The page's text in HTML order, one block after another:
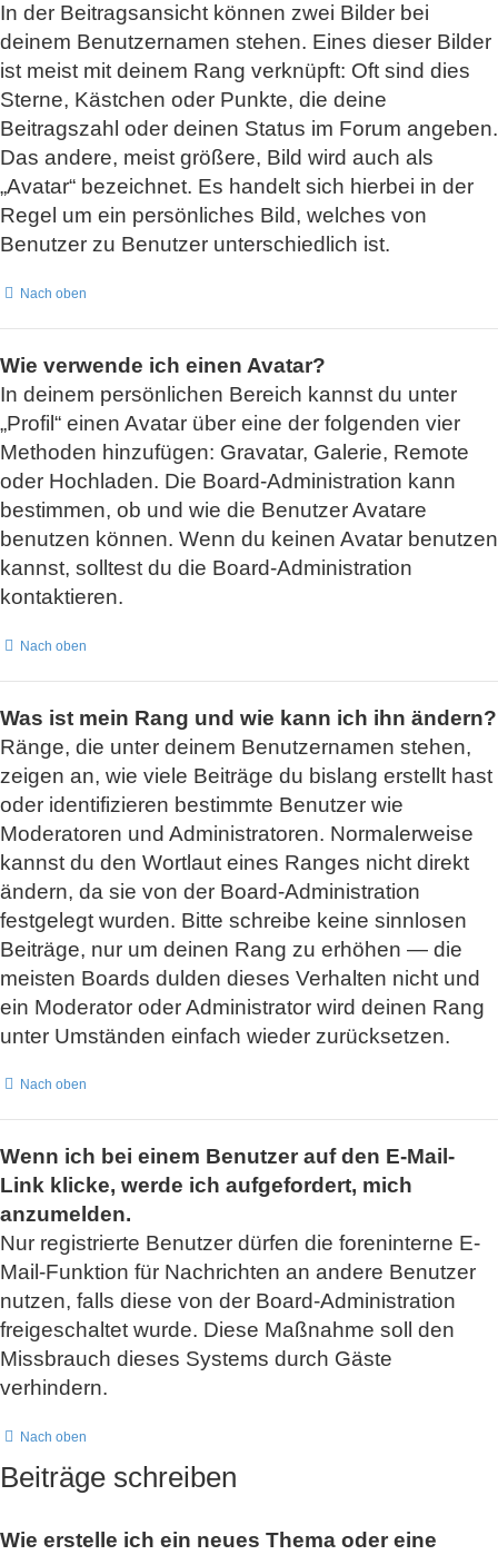
In der Beitragsansicht können zwei Bilder bei
deinem Benutzernamen stehen. Eines dieser Bilder
ist meist mit deinem Rang verknüpft: Oft sind dies
Sterne, Kästchen oder Punkte, die deine
Beitragszahl oder deinen Status im Forum angeben.
Das andere, meist größere, Bild wird auch als
„Avatar“ bezeichnet. Es handelt sich hierbei in der
Regel um ein persönliches Bild, welches von
Benutzer zu Benutzer unterschiedlich ist.
Nach oben
Wie verwende ich einen Avatar?
In deinem persönlichen Bereich kannst du unter
„Profil“ einen Avatar über eine der folgenden vier
Methoden hinzufügen: Gravatar, Galerie, Remote
oder Hochladen. Die Board-Administration kann
bestimmen, ob und wie die Benutzer Avatare
benutzen können. Wenn du keinen Avatar benutzen
kannst, solltest du die Board-Administration
kontaktieren.
Nach oben
Was ist mein Rang und wie kann ich ihn ändern?
Ränge, die unter deinem Benutzernamen stehen,
zeigen an, wie viele Beiträge du bislang erstellt hast
oder identifizieren bestimmte Benutzer wie
Moderatoren und Administratoren. Normalerweise
kannst du den Wortlaut eines Ranges nicht direkt
ändern, da sie von der Board-Administration
festgelegt wurden. Bitte schreibe keine sinnlosen
Beiträge, nur um deinen Rang zu erhöhen — die
meisten Boards dulden dieses Verhalten nicht und
ein Moderator oder Administrator wird deinen Rang
unter Umständen einfach wieder zurücksetzen.
Nach oben
Wenn ich bei einem Benutzer auf den E-Mail-
Link klicke, werde ich aufgefordert, mich
anzumelden.
Nur registrierte Benutzer dürfen die foreninterne E-
Mail-Funktion für Nachrichten an andere Benutzer
nutzen, falls diese von der Board-Administration
freigeschaltet wurde. Diese Maßnahme soll den
Missbrauch dieses Systems durch Gäste
verhindern.
Nach oben
Beiträge schreiben
Wie erstelle ich ein neues Thema oder eine